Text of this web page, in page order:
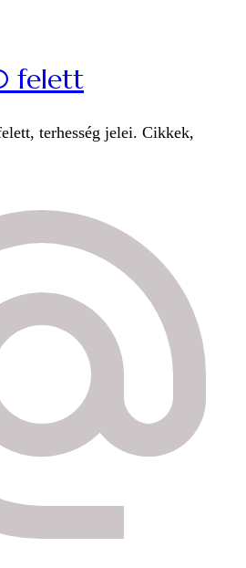
felett
terhesség jelei. Cikkek,